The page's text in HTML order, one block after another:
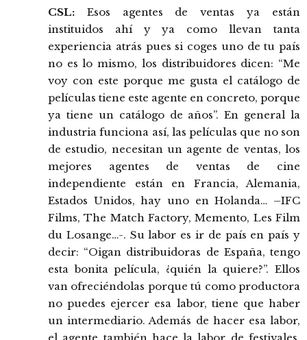
CSL: Esos agentes de ventas ya están
instituidos ahí y ya como llevan tanta
experiencia atrás pues si coges uno de tu país
no es lo mismo, los distribuidores dicen: “Me
voy con este porque me gusta el catálogo de
películas tiene este agente en concreto, porque
ya tiene un catálogo de años”. En general la
industria funciona así, las películas que no son
de estudio, necesitan un agente de ventas, los
mejores agentes de ventas de cine
independiente están en Francia, Alemania,
Estados Unidos, hay uno en Holanda… –IFC
Films, The Match Factory, Memento, Les Film
du Losange…-. Su labor es ir de país en país y
decir: “Oigan distribuidoras de España, tengo
esta bonita película, ¿quién la quiere?”. Ellos
van ofreciéndolas porque tú como productora
no puedes ejercer esa labor, tiene que haber
un intermediario. Además de hacer esa labor,